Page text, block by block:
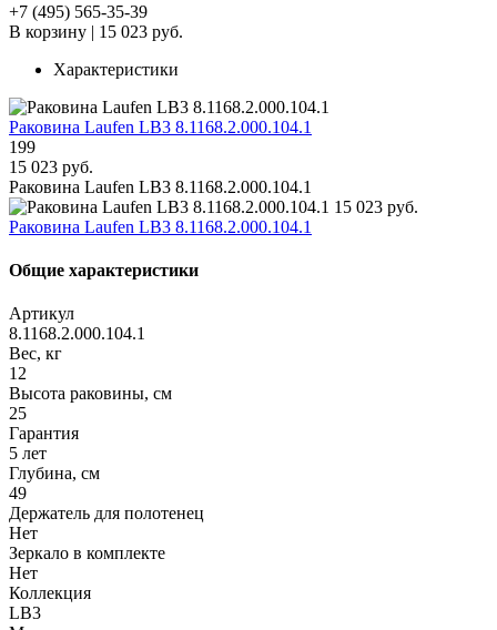
+7 (495) 565-35-39
В корзину | 15 023 руб.
Характеристики
Раковина Laufen LB3 8.1168.2.000.104.1
199
15 023 руб.
Раковина Laufen LB3 8.1168.2.000.104.1
15 023 руб.
Раковина Laufen LB3 8.1168.2.000.104.1
Общие характеристики
Артикул
8.1168.2.000.104.1
Вес, кг
12
Высота раковины, см
25
Гарантия
5 лет
Глубина, см
49
Держатель для полотенец
Нет
Зеркало в комплекте
Нет
Коллекция
LB3